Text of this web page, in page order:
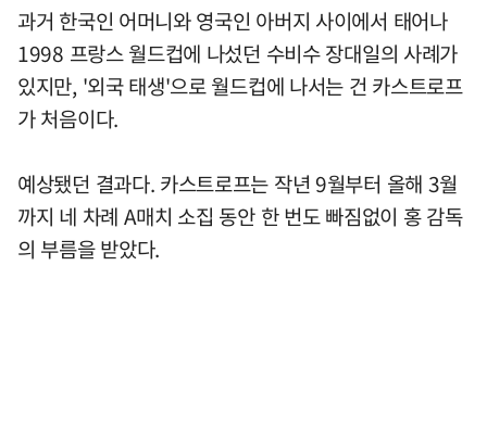
과거 한국인 어머니와 영국인 아버지 사이에서 태어나
1998 프랑스 월드컵에 나섰던 수비수 장대일의 사례가
있지만, '외국 태생'으로 월드컵에 나서는 건 카스트로프
가 처음이다.
예상됐던 결과다. 카스트로프는 작년 9월부터 올해 3월
까지 네 차례 A매치 소집 동안 한 번도 빠짐없이 홍 감독
의 부름을 받았다.